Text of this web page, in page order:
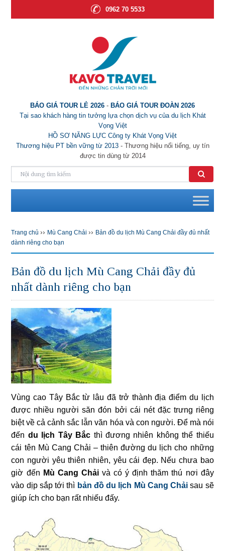
0962 70 5533
BÁO GIÁ TOUR LẺ 2026 - BÁO GIÁ TOUR ĐOÀN 2026
Tại sao khách hàng tin tưởng lựa chọn dịch vụ của du lịch Khát
Vọng Việt
HỒ SƠ NĂNG LỰC Công ty Khát Vọng Việt
Thương hiệu PT bền vững từ 2013- Thương hiệu nổi tiếng, uy tín
được tin dùng từ 2014
Trang chủ ›› Mù Cang Chải ›› Bản đồ du lịch Mù Cang Chải đầy đủ nhất
dành riêng cho bạn
Bản đồ du lịch Mù Cang Chải đầy đủ
nhất dành riêng cho bạn
Vùng cao Tây Bắc từ lâu đã trở thành địa điểm du lịch
được nhiều người săn đón bởi cái nét đặc trưng riêng
biệt về cả cảnh sắc lẫn văn hóa và con người. Để mà nói
đến du lịch Tây Bắc thì đương nhiên không thể thiếu
cái tên Mù Cang Chải – thiên đường du lịch cho những
con người yêu thiên nhiên, yêu cái đẹp. Nếu chưa bao
giờ đến Mù Cang Chảivà có ý định thăm thú nơi đây
vào dịp sắp tới thì bản đồ du lịch Mù Cang Chải sau sẽ
giúp ích cho bạn rất nhiếu đấy.